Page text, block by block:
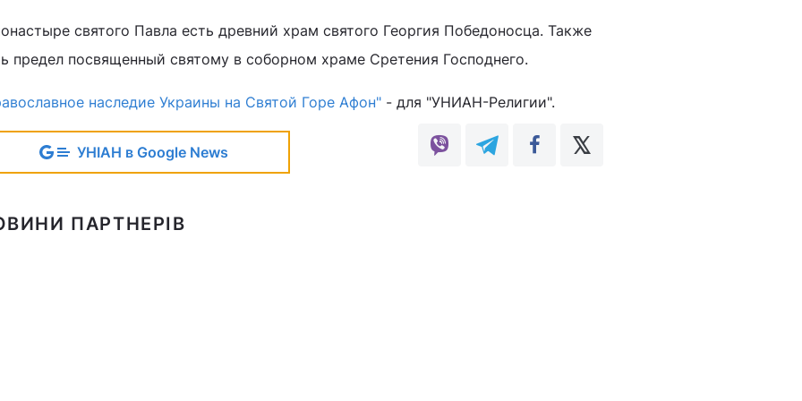
святого Павла есть древний храм святого Георгия Победоносца. Также
предел посвященный святому в соборном храме Сретения Господнего.
наследие Украины на Святой Горе Афон" - для "УНИАН-Религии".
УНІАН в Google News
ПАРТНЕРІВ